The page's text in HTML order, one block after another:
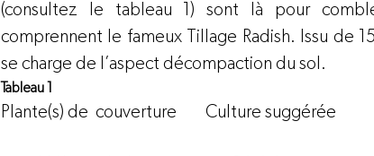
(consultez le tableau 1) sont là pour
comprennent le fameux Tillage Radish. Issu de
se charge de l’aspect décompaction du sol.
Tableau 1